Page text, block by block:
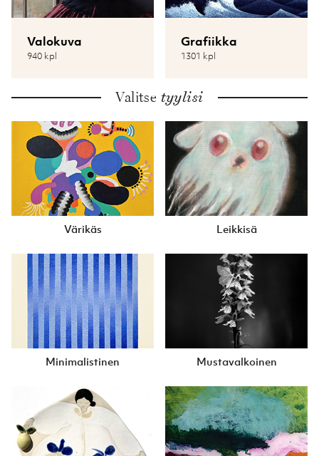
Valokuva
940 kpl
Grafiikka
1301 kpl
Valitse tyylisi
Värikäs Leikkisä
Minimalistinen Mustavalkoinen